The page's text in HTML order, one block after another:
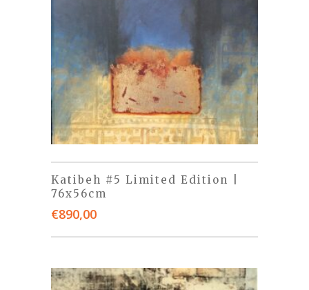
Katibeh #5 Limited Edition |
76x56cm
€890,00